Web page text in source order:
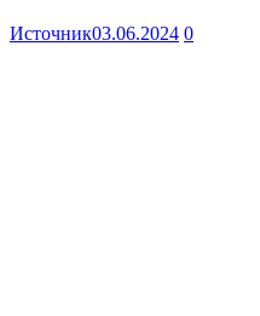
Источник03.06.2024 0